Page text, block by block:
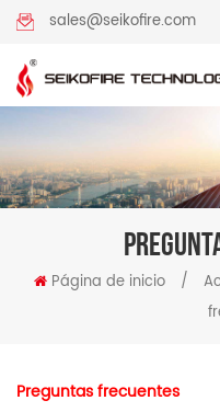
sales@seikofire.com
Página de inicio /
Preguntas frecuentes